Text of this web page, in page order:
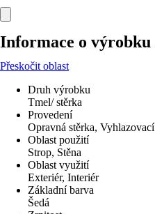
Informace o výrobku
Přeskočit oblast
Druh výrobku
Tmel/ stěrka
Provedení
Opravná stěrka,
Oblast použití
Strop, Stěna
Oblast využití
Exteriér, Interiér
Základní barva
Šedá